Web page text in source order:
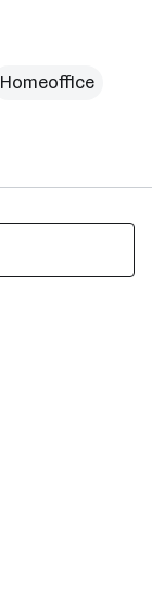
Homeoffice